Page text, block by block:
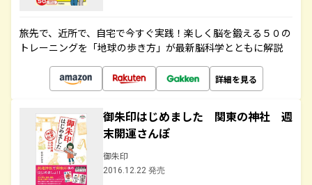
旅先で、近所で、自宅で今すぐ実践！楽しく脳を鍛える５０の
トレーニングを「地球の歩き方」が最新脳科学とともに解説
詳細を見る
御朱印はじめました 関東の神社 週
末開運さんぽ
御朱印
2016.12.22 発売